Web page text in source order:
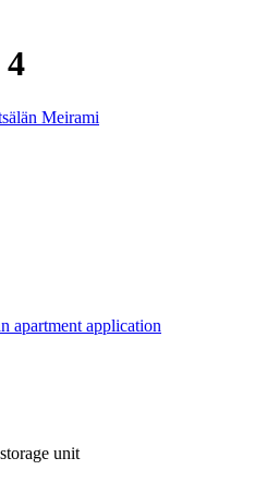
Meirami
apartment application
unit